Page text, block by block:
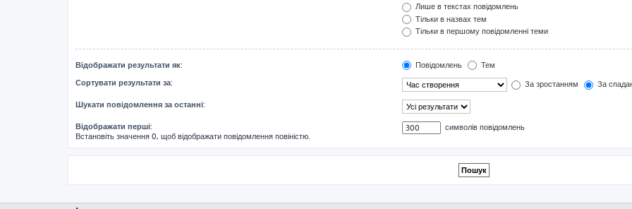
Лише в текстах повідомлень
Тільки в назвах тем
Тільки в першому повідомленні теми
Відображати результати як: Повідомлень
Тем
Сортувати результати за:
За зростанням За
Шукати повідомлення за останні:
Відображати перші:
Встановіть значення 0, щоб відображати повідомлення повіністю.
символів повідомлень